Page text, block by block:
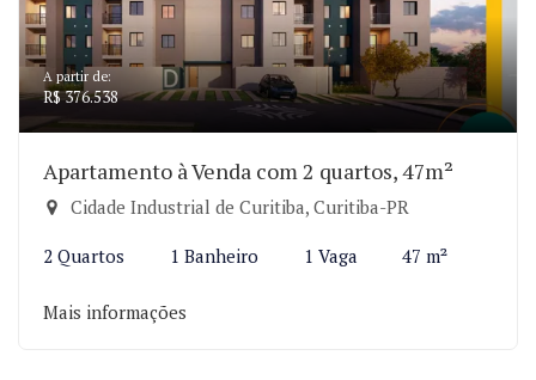
A partir de:
R$ 376.538
Apartamento à Venda com 2 quartos, 47m²
Cidade Industrial de Curitiba, Curitiba-PR
2 Quartos 1 Banheiro 1 Vaga 47 m²
Mais informações